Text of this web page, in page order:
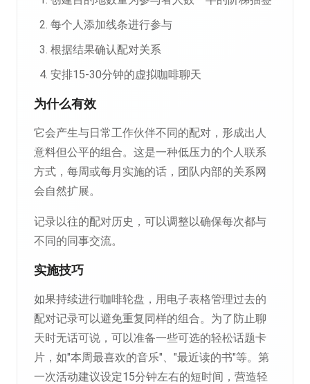
每个人添加线条进行参与
根据结果确认配对关系
安排15-30分钟的虚拟咖啡聊天
为什么有效
它会产生与日常工作伙伴不同的配对，形成出人
意料但公平的组合。这是一种低压力的个人联系
方式，每周或每月实施的话，团队内部的关系网
会自然扩展。
记录以往的配对历史，可以调整以确保每次都与
不同的同事交流。
实施技巧
如果持续进行咖啡轮盘，用电子表格管理过去的
配对记录可以避免重复同样的组合。为了防止聊
天时无话可说，可以准备一些可选的轻松话题卡
片，如"本周最喜欢的音乐"、"最近读的书"等。第
一次活动建议设定15分钟左右的短时间，营造轻